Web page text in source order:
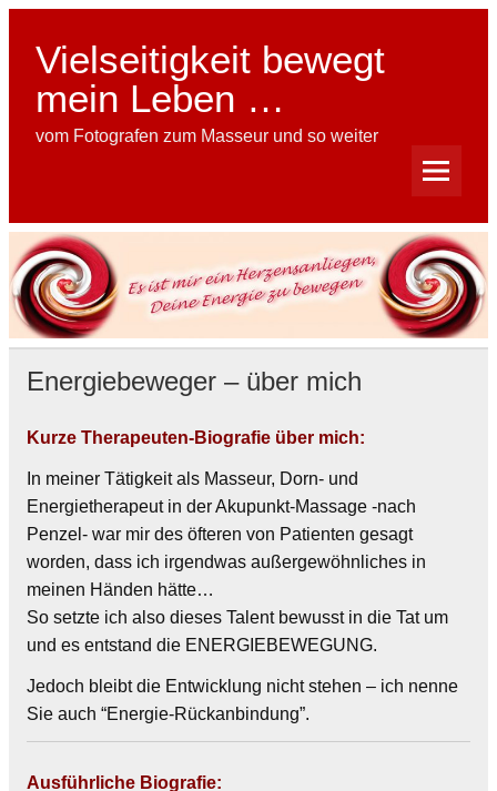
Skip
contentVielseitigkeit bewegt
mein Leben …
vom Fotografen zum Masseur und so weiter
Energiebeweger – über mich
Kurze Therapeuten-Biografie über mich:
In meiner Tätigkeit als Masseur, Dorn- und
Energietherapeut in der Akupunkt-Massage -nach
Penzel- war mir des öfteren von Patienten gesagt
worden, dass ich irgendwas außergewöhnliches in
meinen Händen hätte…
So setzte ich also dieses Talent bewusst in die Tat um
und es entstand die ENERGIEBEWEGUNG.
Jedoch bleibt die Entwicklung nicht stehen – ich nenne
Sie auch “Energie-Rückanbindung”.
Ausführliche Biografie: